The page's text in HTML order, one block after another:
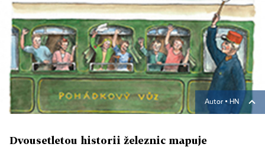
Autor ▪ HN
Dvousetletou historii železnic mapuje